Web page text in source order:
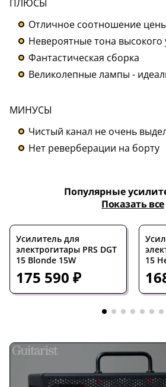
ПЛЮСЫ
Отличное соотношение
Невероятные тона высокого
Фантастическая сборка
Великолепные лампы -
МИНУСЫ
Чистый канал не очень
Нет реверберации на борту
Популярные
Показать все
Усилитель для
электрогитары PRS DGT
15 Blonde 15W
175 590 ₽
15